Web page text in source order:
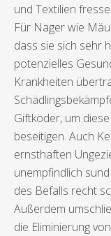
und Textilien
Für Nager wie
dass sie sich sehr
potenzielles
Krankheiten
Giftköder, um
beseitigen. Auch
ernsthaften
unempfindlich
des Befalls recht
Außerdem
die Eliminierung